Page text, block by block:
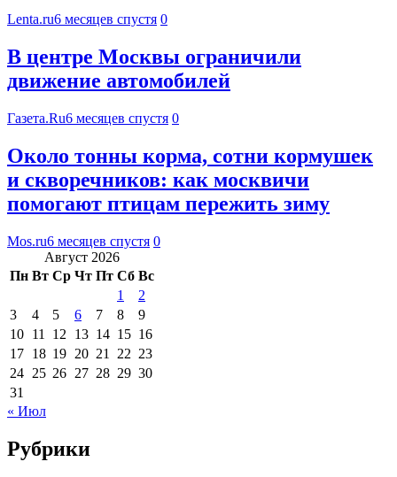
Lenta.ru6 месяцев спустя 0
В центре Москвы ограничили
движение автомобилей
Газета.Ru6 месяцев спустя 0
Около тонны корма, сотни кормушек
и скворечников: как москвичи
помогают птицам пережить зиму
Mos.ru6 месяцев спустя 0
Август 2026
Пн Вт Ср Чт Пт Сб Вс
1
2
3
4 5 6 7 8
9
10 11 12 13 14 15 16
17 18 19 20 21 22 23
24 25 26 27 28 29 30
31
« Июл
Рубрики